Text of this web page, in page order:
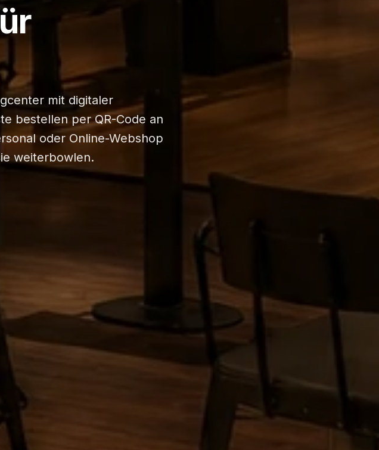
mit digitaler
bestellen per QR-Code an
oder Online-Webshop
weiterbowlen.